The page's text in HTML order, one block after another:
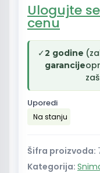
Ulogujte
cenu
✓2 godine
garancije
Uporedi
Na stanju
Šifra proizvoda:
Kategorija: